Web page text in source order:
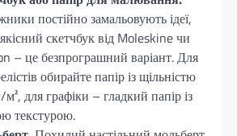
постійно замальовують ідеї,
скетчбук від Moleskine чи
– це безпрограшний варіант. Для
обирайте папір із щільністю
для графіки – гладкий папір із
текстурою.